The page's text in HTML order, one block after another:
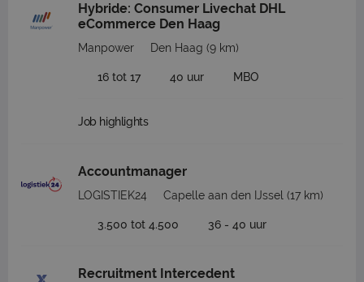
Hybride: Consumer Livechat DHL
eCommerce Den Haag
Manpower Den Haag (9 km)
16 tot 17 40 uur MBO
Job highlights
Accountmanager
LOGISTIEK24 Capelle aan den IJssel (17 km)
3.500 tot 4.500 36 - 40 uur
Recruitment Intercedent